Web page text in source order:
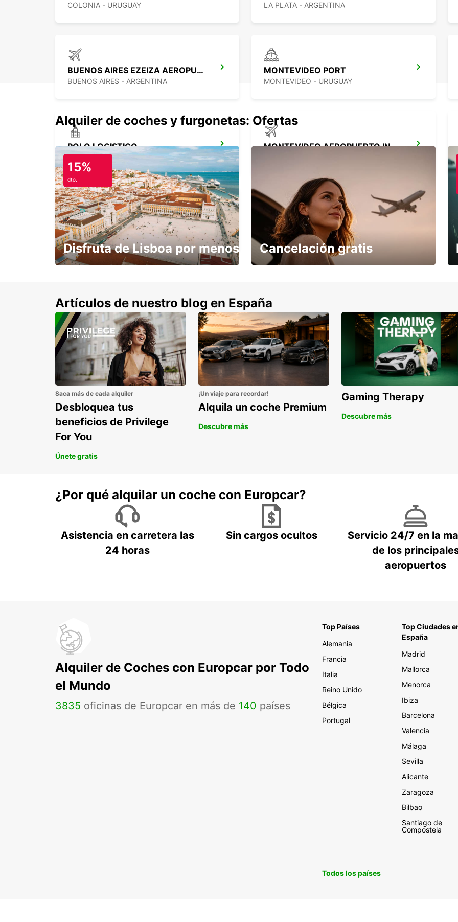
COLONIA - URUGUAY LA PLATA - ARGENTINA
BUENOS AIRES EZEIZA AEROPUERTO
BUENOS AIRES - ARGENTINA
MONTEVIDEO PORT
MONTEVIDEO - URUGUAY
POLO LOGISTICO
MONTEVIDEO - URUGUAY
MONTEVIDEO AEROPUERTO INTERNACIONAL
PUNTA DEL ESTE AEROPUERTO
PUNTA DEL ESTE - URUGUAY
Alquiler de coches y furgonetas: Ofertas
15%
dto.
Disfruta de Lisboa por menos Cancelación gratis
Artículos de nuestro blog en España
Saca más de cada alquiler
Desbloquea tus
beneficios de Privilege
For You
Únete gratis
¡Un viaje para recordar!
Alquila un coche Premium
Descubre más
Gaming Therapy
Descubre más
¿Por qué alquilar un coche con Europcar?
Asistencia en carretera las
24 horas
Sin cargos ocultos
Servicio 24/7 en la
de los
aeropuertos
Alquiler de Coches con Europcar por Todo
el Mundo
3835 oficinas de Europcar en más de 140 países
Top Países
Alemania
Francia
Italia
Reino Unido
Bélgica
Portugal
Top Ciudades
España
Madrid
Mallorca
Menorca
Ibiza
Barcelona
Valencia
Málaga
Sevilla
Alicante
Zaragoza
Bilbao
Santiago de
Compostela
Todos los países